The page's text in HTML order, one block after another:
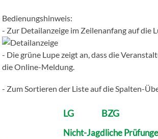
Bedienungshinweis:
- Zur Detailanzeige im Zeilenanfang auf die
- Die grüne Lupe zeigt an, dass die
die Online-Meldung.
- Zum Sortieren der Liste auf die Spalten-
LG BZG
Nicht-Jagdliche